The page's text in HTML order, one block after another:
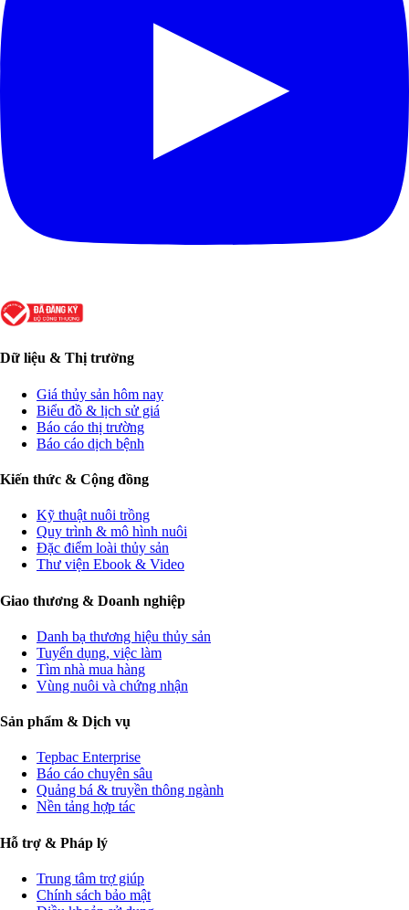
Dữ liệu & Thị trường
Giá thủy sản hôm nay
Biểu đồ & lịch sử giá
Báo cáo thị trường
Báo cáo dịch bệnh
Kiến thức & Cộng đồng
Kỹ thuật nuôi trồng
Quy trình & mô hình nuôi
Đặc điểm loài thủy sản
Thư viện Ebook & Video
Giao thương & Doanh nghiệp
Danh bạ thương hiệu thủy sản
Tuyển dụng, việc làm
Tìm nhà mua hàng
Vùng nuôi và chứng nhận
Sản phẩm & Dịch vụ
Tepbac Enterprise
Báo cáo chuyên sâu
Quảng bá & truyền thông ngành
Nền tảng hợp tác
Hỗ trợ & Pháp lý
Trung tâm trợ giúp
Chính sách bảo mật